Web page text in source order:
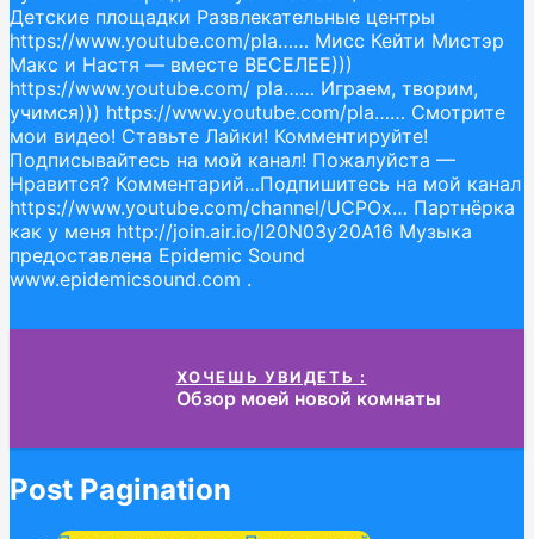
Детские площадки Развлекательные центры
https://www.youtube.com/pla…… Мисс Кейти Мистэр
Макс и Настя — вместе ВЕСЕЛЕЕ)))
https://www.youtube.com/ pla…… Играем, творим,
учимся))) https://www.youtube.com/pla…… Смотрите
мои видео! Ставьте Лайки! Комментируйте!
Подписывайтесь на мой канал! Пожалуйста —
Нравится? Комментарий…Подпишитесь на мой канал
https://www.youtube.com/channel/UCPOx… Партнёрка
как у меня http://join.air.io/l20N03y20A16 Музыка
предоставлена ​​Epidemic Sound
www.epidemicsound.com .
ХОЧЕШЬ УВИДЕТЬ :
Обзор моей новой комнаты
Post Pagination